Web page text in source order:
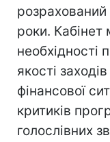
роки. Кабінет
необхідності
якості
фінансової
критиків
голослівних